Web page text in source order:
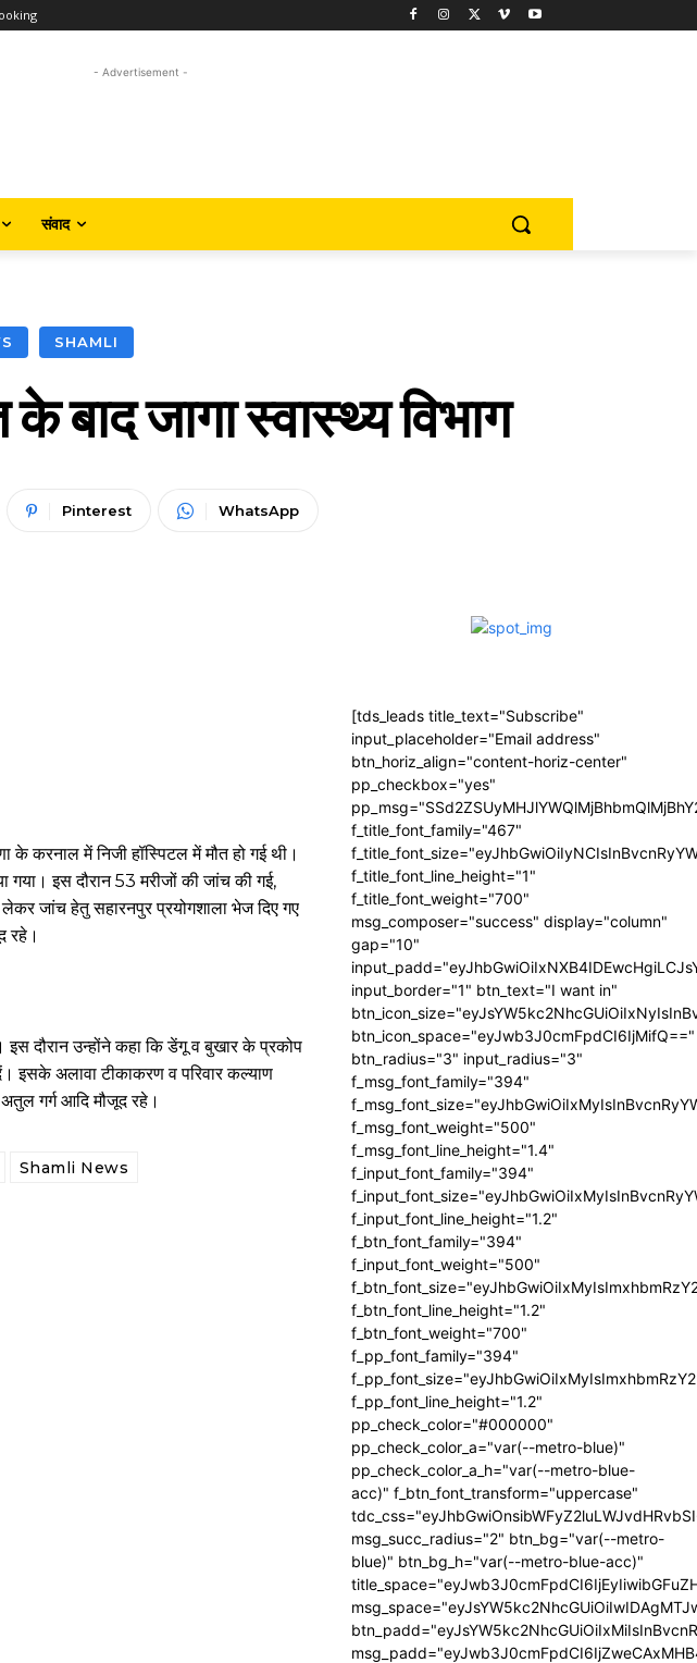
- Advertisement -
संवाद
SHAMLI
बाद जागा स्वास्थ्य विभाग
Pinterest WhatsApp
के करनाल में निजी हॉस्पिटल में मौत हो गई थी।
गया। इस दौरान 53 मरीजों की जांच की गई,
जांच हेतु सहारनपुर प्रयोगशाला भेज दिए गए
रहे।
दौरान उन्होंने कहा कि डेंगू व बुखार के प्रकोप
अलावा टीकाकरण व परिवार कल्याण
गर्ग आदि मौजूद रहे।
Shamli News
[tds_leads title_text="Subscribe"
input_placeholder="Email address"
btn_horiz_align="content-horiz-center"
pp_checkbox="yes"
f_title_font_family="467"
f_title_font_line_height="1"
f_title_font_weight="700"
msg_composer="success" display="column"
gap="10"
input_border="1" btn_text="I want in"
btn_icon_space="eyJwb3J0cmFpdCI6IjMifQ=="
btn_radius="3" input_radius="3"
f_msg_font_family="394"
f_msg_font_weight="500"
f_msg_font_line_height="1.4"
f_input_font_family="394"
f_input_font_line_height="1.2"
f_btn_font_family="394"
f_input_font_weight="500"
f_btn_font_line_height="1.2"
f_btn_font_weight="700"
f_pp_font_family="394"
f_pp_font_line_height="1.2"
pp_check_color="#000000"
pp_check_color_a="var(--metro-blue)"
pp_check_color_a_h="var(--metro-blue-
acc)" f_btn_font_transform="uppercase"
msg_succ_radius="2" btn_bg="var(--metro-
blue)" btn_bg_h="var(--metro-blue-acc)"